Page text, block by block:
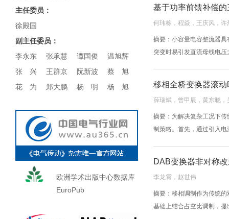
主任委员：
徐殿国
副主任委员：
李永东
张承慧 谭国俊
温旭辉
张 兴
王群京 阮新波
蔡 旭
花 为
郑大鹏 杨 明 杨 旭
欧洲学术出版中心数据库
EuroPub
基于功率前馈补偿
何玮栋，程焱，王庆风，许
摘要：小容量电容整流器
突变时易引发直流母线电
移相全桥变换器滚
薛瑞斌，曾甲辰，黄东晓，
摘要：为解决复杂工况下
制策略。首先，通过引入
DAB变换器非对称
李龙霄，赵世伟
摘要：移相调制作为传统
基础上结合占空比调制，